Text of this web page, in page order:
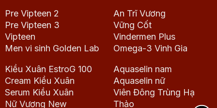
Pre Vipteen 2
Pre Vipteen 3
Vipteen
Men vi sinh Golden Lab
An Trĩ Vương
Vững Cốt
Vindermen Plus
Omega-3 Vinh Gia
Kiều Xuân EstroG 100
Cream Kiều Xuân
Serum Kiều Xuân
Nữ Vương New
Aquaselin nam
Aquaselin nữ
Viên Đông Trùng Hạ
Thảo